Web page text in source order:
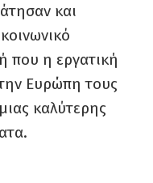
και
που η εργατική
Ευρώπη τους
καλύτερης